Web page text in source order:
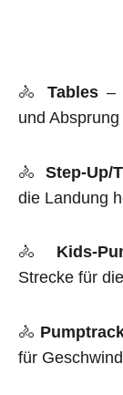
🚴 Tables–
und
🚴 Step-Up/
die Landung
🚴 Kids-
Strecke für
🚴
für